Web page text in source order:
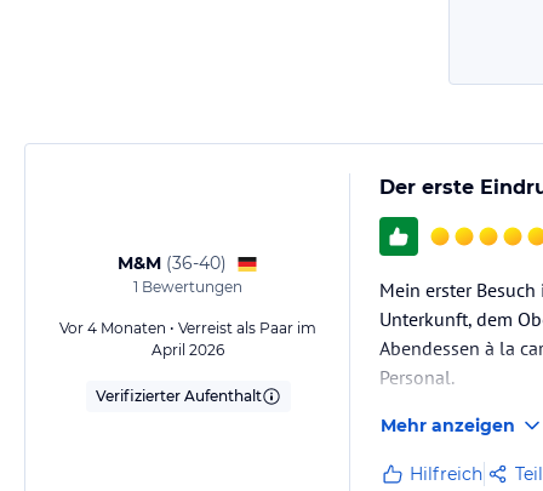
M&M (36-40)
1 Bewertungen
Vor 4 Monaten • Verreist als Paar im
April 2026
Verifizierter Aufenthalt
Der erste
Mein erster
Unterkunft, dem
Abendessen à la
Personal.
Mehr anzeigen
Hilfreich